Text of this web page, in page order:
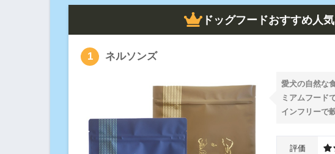
ドッグフードおすすめ人
ネルソンズ
愛犬の自然な
ミアムフード
インフリーで
評価